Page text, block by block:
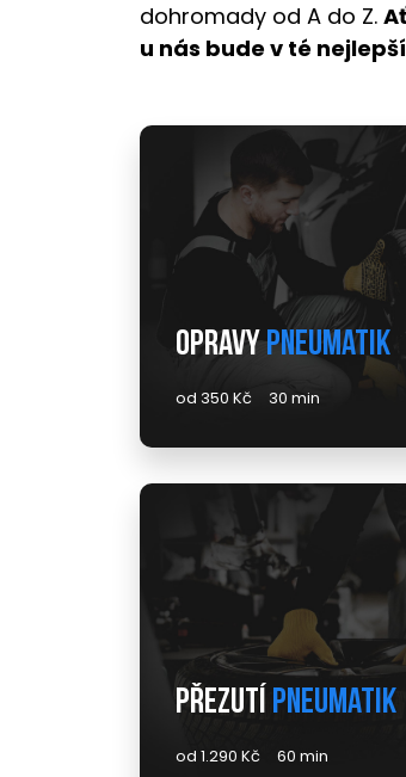
dohromady od A do Z.
u nás bude v té
Opravypneumatik
od 350 Kč 30 min
Přezutí pneumatik
od 1.290 Kč 60 min